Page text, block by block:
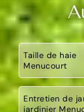
Taille de haie
Menucourt
Entretien de
jardinier